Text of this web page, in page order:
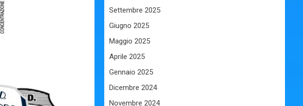
Settembre 2025
Giugno 2025
Maggio 2025
Aprile 2025
Gennaio 2025
Dicembre 2024
Novembre 2024